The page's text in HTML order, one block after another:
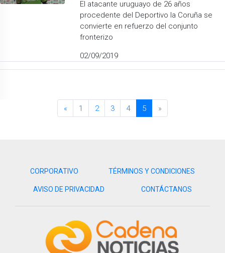
El atacante uruguayo de 26 años
procedente del Deportivo la Coruña se
convierte en refuerzo del conjunto
fronterizo
02/09/2019
« 1 2 3 4 5 »
CORPORATIVO TÉRMINOS Y CONDICIONES
AVISO DE PRIVACIDAD CONTÁCTANOS